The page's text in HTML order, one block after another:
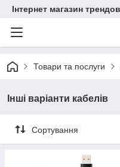
Інтернет магазин
Товари та послуги
Інші варіанти кабелів
Сортування